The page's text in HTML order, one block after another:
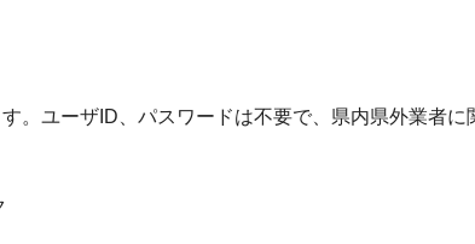
。ユーザID、パスワードは不要で、県内県外業者に